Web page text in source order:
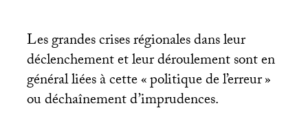
Les grandes crises régionales dans leur
déclenchement et leur déroulement sont en
général liées à cette «politique de l’erreur»
ou déchaînement d’imprudences.